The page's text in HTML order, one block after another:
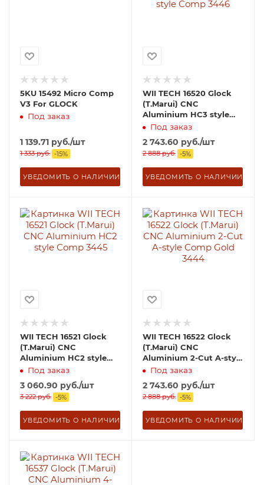
5KU 15492 Micro Comp
V3 For GLOCK
Под заказ
1 139.71 руб./шт
1 333руб. -15%
УВЕДОМИТЬ О НАЛИЧИИ
WII TECH 16520 Glock
(T.Marui) CNC
Aluminium HC3 style
Comp 3446
Под заказ
2 743.60 руб./шт
2 888руб. -5%
УВЕДОМИТЬ О НАЛИЧИИ
WII TECH 16521 Glock
(T.Marui) CNC
Aluminium HC2 style
Comp 3445
Под заказ
3 060.90 руб./шт
3 222руб. -5%
УВЕДОМИТЬ О НАЛИЧИИ
WII TECH 16522 Glock
(T.Marui) CNC
Aluminium 2-Cut A-style
Comp Gold 3444
Под заказ
2 743.60 руб./шт
2 888руб. -5%
УВЕДОМИТЬ О НАЛИЧИИ